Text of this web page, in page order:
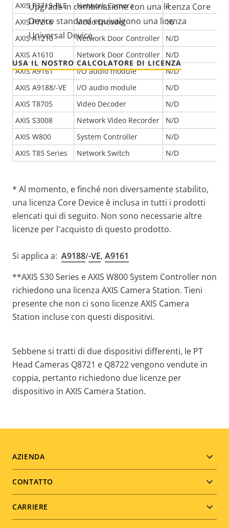
Upgrade in combinazione con una licenza Core
Device standard equivalgono una licenza
Universal Device.
USA IL NOSTRO CALCOLATORE DI LICENZA
AXIS P3719-PLE
Network Camera
4
AXIS P7216
Video Encoder
16
AXIS A1210
Network Door Controller
N/D
AXIS A1610
Network Door Controller
N/D
AXIS A9161
I/O audio module
N/D
AXIS A9188/-VE
I/O audio module
N/D
AXIS T8705
Video Decoder
N/D
AXIS S3008
Network Video Recorder
N/D
AXIS W800
System Controller
N/D
AXIS T85 Series
Network Switch N/D
* Al momento, e finché non diversamente stabilito,
una licenza Core Device è inclusa in tutti i prodotti
elencati qui di seguito. Non sono necessarie altre
licenze per l'acquisto di questo prodotto.
Si applica a: A9188/-VE, A9161
**AXIS S30 Series e AXIS W800 System Controller non
richiedono una licenza AXIS Camera Station. Tieni
presente che non ci sono licenze AXIS Camera
Station incluse con questi dispositivi.
Sebbene si tratti di due dispositivi differenti, le PT
Head Cameras Q8721 e Q8722 vengono vendute in
coppia, pertanto richiedono due licenze per
dispositivo in AXIS Camera Station.
Footer
menu
AZIENDA
CONTATTO
CARRIERE